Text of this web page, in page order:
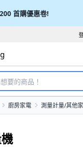
首購優惠卷!
廚房家電 測量計量/其他